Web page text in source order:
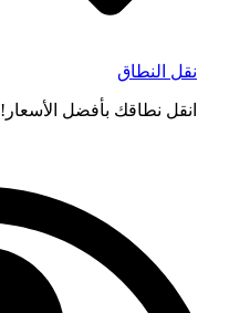
نقل النطاق
انقل نطاقك بأفضل الأسعار!